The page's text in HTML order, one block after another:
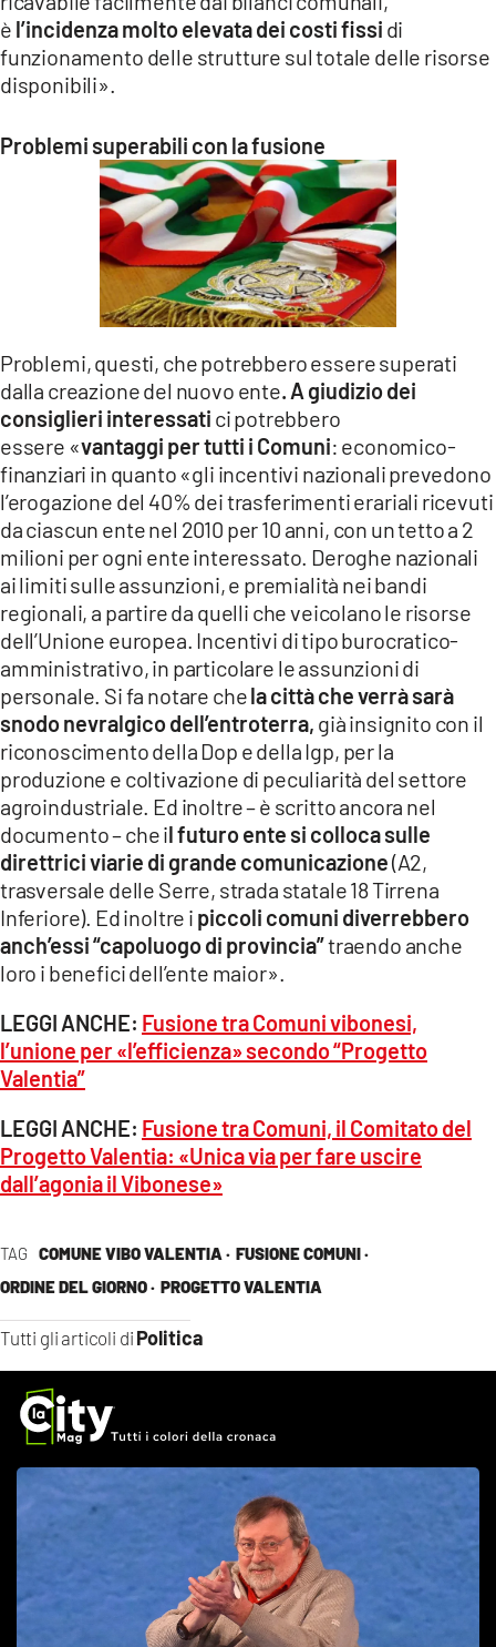
TAG COMUNE VIBO VALENTIA · FUSIONE COMUNI ·
ORDINE DEL GIORNO · PROGETTO VALENTIA
Tutti gli articoli di Politica
è l’incidenza molto elevata dei costi fissi di
funzionamento delle strutture sul totale delle risorse
disponibili».
Problemi superabili con la fusione
Problemi, questi, che potrebbero essere superati
dalla creazione del nuovo ente. A giudizio dei
consiglieri interessati ci potrebbero
essere «vantaggi per tutti i Comuni: economico-
finanziari in quanto «gli incentivi nazionali prevedono
l’erogazione del 40% dei trasferimenti erariali ricevuti
da ciascun ente nel 2010 per 10 anni, con un tetto a 2
milioni per ogni ente interessato. Deroghe nazionali
ai limiti sulle assunzioni, e premialità nei bandi
regionali, a partire da quelli che veicolano le risorse
dell’Unione europea. Incentivi di tipo burocratico-
amministrativo, in particolare le assunzioni di
personale. Si fa notare chela città che verrà sarà
snodo nevralgico dell’entroterra, già insignito con il
riconoscimento della Dop e della Igp, per la
produzione e coltivazione di peculiarità del settore
agroindustriale. Ed inoltre – è scritto ancora nel
documento – che il futuro ente si colloca sulle
direttrici viarie di grande comunicazione(A2,
trasversale delle Serre, strada statale 18 Tirrena
Inferiore). Ed inoltre i piccoli comuni diverrebbero
anch’essi “capoluogo di provincia”traendo anche
loro i benefici dell’ente maior».
LEGGI ANCHE: Fusione tra Comuni vibonesi,
l’unione per «l’efficienza» secondo “Progetto
Valentia”
LEGGI ANCHE: Fusione tra Comuni, il Comitato del
Progetto Valentia: «Unica via per fare uscire
dall’agonia il Vibonese»